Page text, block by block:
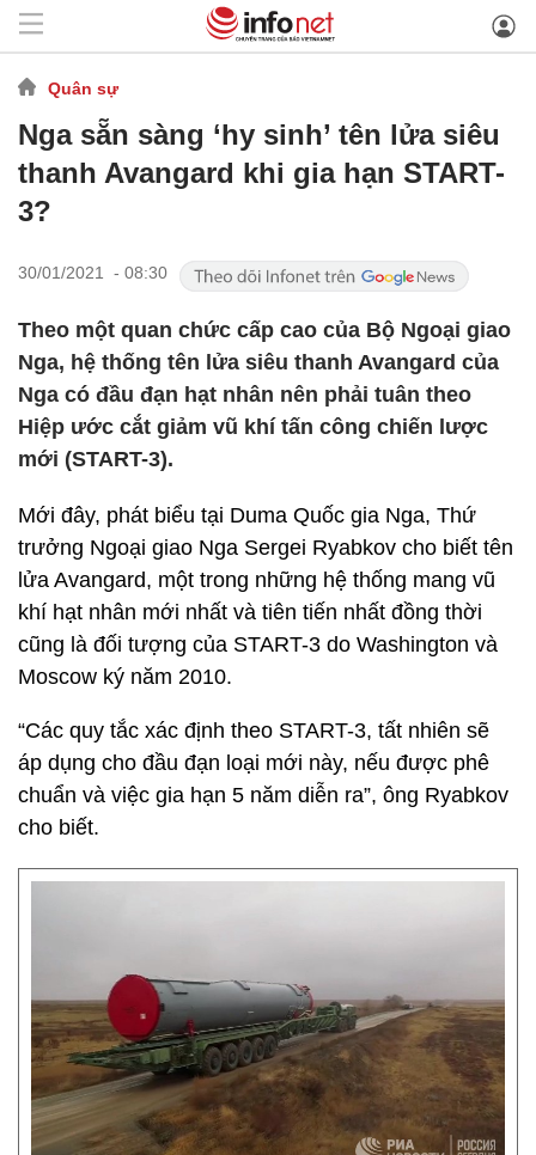
Quân sự
Nga sẵn sàng ‘hy sinh’ tên lửa siêu
thanh Avangard khi gia hạn START-
3?
30/01/2021 - 08:30
Theo một quan chức cấp cao của Bộ Ngoại giao
Nga, hệ thống tên lửa siêu thanh Avangard của
Nga có đầu đạn hạt nhân nên phải tuân theo
Hiệp ước cắt giảm vũ khí tấn công chiến lược
mới (START-3).
Mới đây, phát biểu tại Duma Quốc gia Nga, Thứ
trưởng Ngoại giao Nga Sergei Ryabkov cho biết tên
lửa Avangard, một trong những hệ thống mang vũ
khí hạt nhân mới nhất và tiên tiến nhất đồng thời
cũng là đối tượng của START-3 do Washington và
Moscow ký năm 2010.
“Các quy tắc xác định theo START-3, tất nhiên sẽ
áp dụng cho đầu đạn loại mới này, nếu được phê
chuẩn và việc gia hạn 5 năm diễn ra”, ông Ryabkov
cho biết.